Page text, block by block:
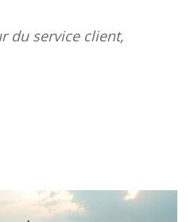
du service client,